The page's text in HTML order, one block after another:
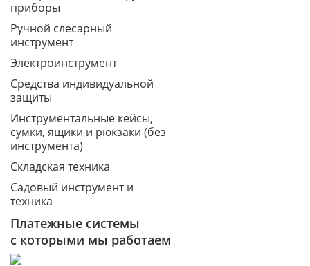
приборы
Ручной слесарный
инструмент
Электроинструмент
Средства индивидуальной
защиты
Инструментальные кейсы,
сумки, ящики и рюкзаки (без
инструмента)
Складская техника
Садовый инструмент и
техника
Платежные системы
с которыми мы работаем